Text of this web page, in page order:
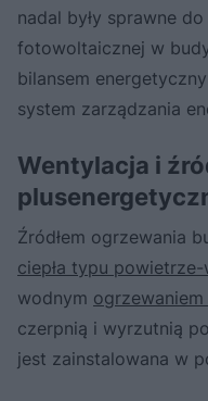
nadal były sprawne
fotowoltaicznej w
bilansem
system zarządzania
Wentylacja i
Źródłem ogrzewania
ciepła typu
wodnym
czerpnią i wyrzutnią
jest zainstalowana w